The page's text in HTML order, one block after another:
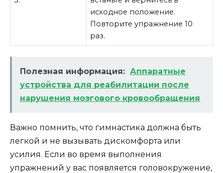
исходное положение.
Повторите упражнение 10
раз.
Полезная информация: Аппаратные
устройства для реабилитации после
нарушения мозгового кровообращения
Важно помнить, что гимнастика должна быть
легкой и не вызывать дискомфорта или
усилия. Если во время выполнения
упражнений у вас появляется головокружение,